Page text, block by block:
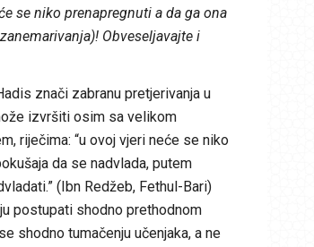
se niko prenapregnuti a da ga ona
Obveseljavajte i
znači zabranu pretjerivanja u
izvršiti osim sa velikom
riječima: “u ovoj vjeri neće se niko
da se nadvlada, putem
(Ibn Redžeb, Fethul-Bari)
postupati shodno prethodnom
shodno tumačenju učenjaka, a ne